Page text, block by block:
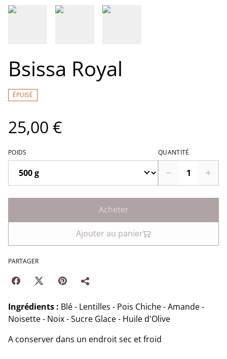
Bsissa Royal
ÉPUISÉ
25,00 €
POIDS QUANTITÉ
Acheter
Ajouter au panier
PARTAGER
Ingrédients : Blé - Lentilles - Pois Chiche - Amande -
Noisette - Noix - Sucre Glace - Huile d'Olive
A conserver dans un endroit sec et froid